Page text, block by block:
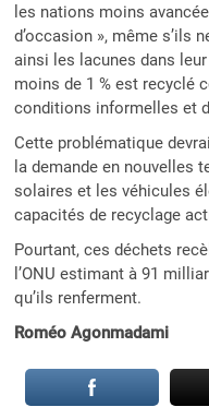
les nations moins
d’occasion », même s’ils
ainsi les lacunes dans
moins de 1 % est recyclé
conditions informelles et
Cette problématique
la demande en nouvelles
solaires et les véhicules
capacités de recyclage
Pourtant, ces déchets
l’ONU estimant à 91
qu’ils renferment.
Roméo Agonmadami